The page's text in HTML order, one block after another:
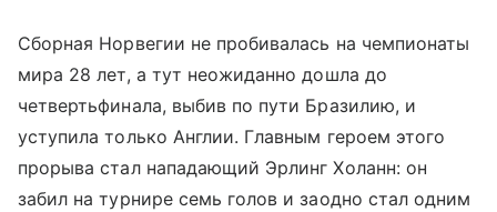
Сборная Норвегии не пробивалась на чемпионаты
мира 28 лет, а тут неожиданно дошла до
четвертьфинала, выбив по пути Бразилию, и
уступила только Англии. Главным героем этого
прорыва стал нападающий Эрлинг Холанн: он
забил на турнире семь голов и заодно стал одним